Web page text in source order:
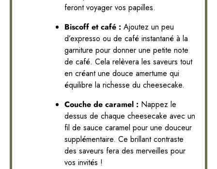
feront voyager vos papilles.
Biscoff et café : Ajoutez un peu
d’expresso ou de café instantané à la
garniture pour donner une petite note
de café. Cela relèvera les saveurs tout
en créant une douce amertume qui
équilibre la richesse du cheesecake.
Couche de caramel : Nappez le
dessus de chaque cheesecake avec un
fil de sauce caramel pour une douceur
supplémentaire. Ce brillant contraste
des saveurs fera des merveilles pour
vos invités !